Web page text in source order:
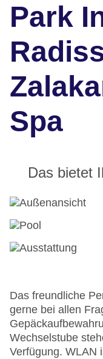
Park
Spa
Das bietet
Das freundliche
gerne bei allen
Wechselstube
Verfügung. WLAN